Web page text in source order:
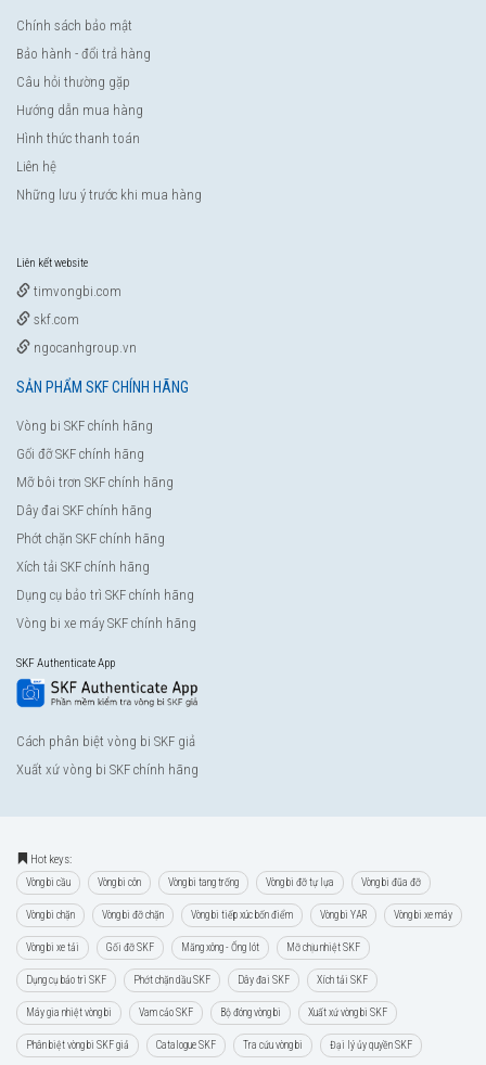
Chính sách bảo mật
Bảo hành - đổi trả hàng
Câu hỏi thường gặp
Hướng dẫn mua hàng
Hình thức thanh toán
Liên hệ
Những lưu ý trước khi mua hàng
Liên kết website
timvongbi.com
skf.com
ngocanhgroup.vn
SẢN PHẨM SKF CHÍNH HÃNG
Vòng bi SKF chính hãng
Gối đỡ SKF chính hãng
Mỡ bôi trơn SKF chính hãng
Dây đai SKF chính hãng
Phớt chặn SKF chính hãng
Xích tải SKF chính hãng
Dụng cụ bảo trì SKF chính hãng
Vòng bi xe máy SKF chính hãng
SKF Authenticate App
Cách phân biệt vòng bi SKF giả
Xuất xứ vòng bi SKF chính hãng
Hot keys:
Vòng bi cầu Vòng bi côn Vòng bi tang trống Vòng bi đỡ tự lựa Vòng bi đũa đỡ
Vòng bi chặn Vòng bi đỡ chặn Vòng bi tiếp xúc bốn điểm Vòng bi YAR Vòng bi xe máy
Vòng bi xe tải Gối đỡ SKF Măng xông - Ống lót Mỡ chịu nhiệt SKF
Dụng cụ bảo trì SKF Phớt chặn dầu SKF Dây đai SKF Xích tải SKF
Máy gia nhiệt vòng bi Vam cảo SKF Bộ đóng vòng bi Xuất xứ vòng bi SKF
Phân biệt vòng bi SKF giả Catalogue SKF Tra cứu vòng bi Đại lý ủy quyền SKF